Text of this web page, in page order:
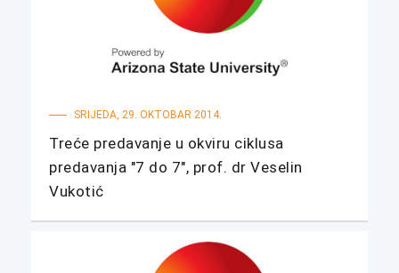
SRIJEDA, 29. OKTOBAR 2014.
Treće predavanje u okviru ciklusa
predavanja "7 do 7", prof. dr Veselin
Vukotić